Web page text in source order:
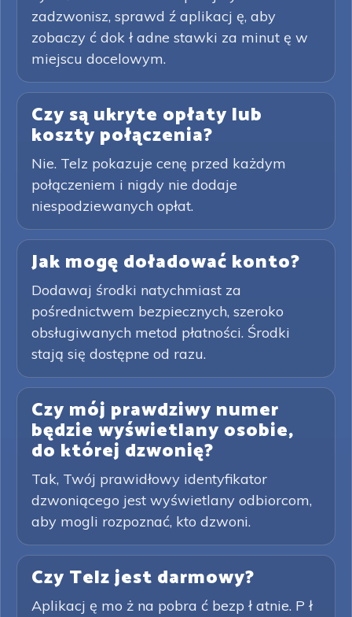
zadzwonisz, sprawd ź aplikacj ę, aby
zobaczy ć dok ł adne stawki za minut ę w
miejscu docelowym.
Czy są ukryte opłaty lub
koszty połączenia?
Nie. Telz pokazuje cenę przed każdym
połączeniem i nigdy nie dodaje
niespodziewanych opłat.
Jak mogę doładować konto?
Dodawaj środki natychmiast za
pośrednictwem bezpiecznych, szeroko
obsługiwanych metod płatności. Środki
stają się dostępne od razu.
Czy mój prawdziwy numer
będzie wyświetlany osobie,
do której dzwonię?
Tak, Twój prawidłowy identyfikator
dzwoniącego jest wyświetlany odbiorcom,
aby mogli rozpoznać, kto dzwoni.
Czy Telz jest darmowy?
Aplikacj ę mo ż na pobra ć bezp ł atnie. P ł